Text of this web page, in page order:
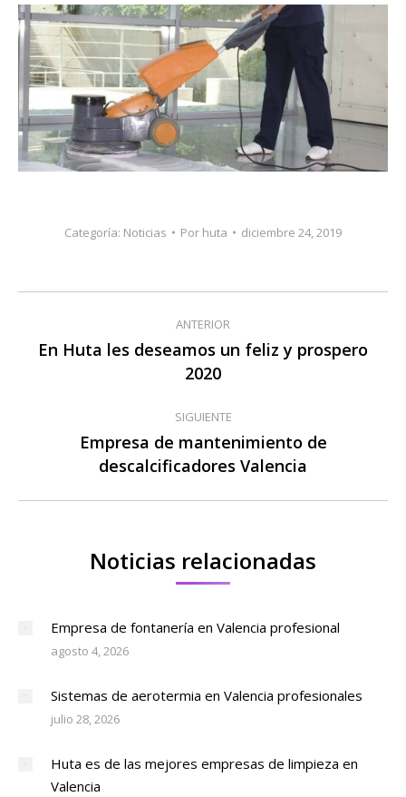
Categoría: Noticias Por huta diciembre 24, 2019
Navegación
entre
publicaciones
ANTERIOR
Publicación
anterior:
En Huta les deseamos un feliz y prospero
2020
SIGUIENTE
Publicación
siguiente:
Empresa de mantenimiento de
descalcificadores Valencia
Noticias relacionadas
Empresa de fontanería en Valencia profesional
agosto 4, 2026
Sistemas de aerotermia en Valencia profesionales
julio 28, 2026
Huta es de las mejores empresas de limpieza en
Valencia